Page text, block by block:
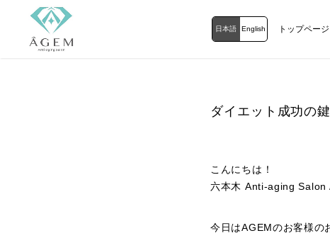
日本語 English トップページ
ダイエット成功の鍵
こんにちは！
六本木 Anti-aging Salon
今日はAGEMのお客様の